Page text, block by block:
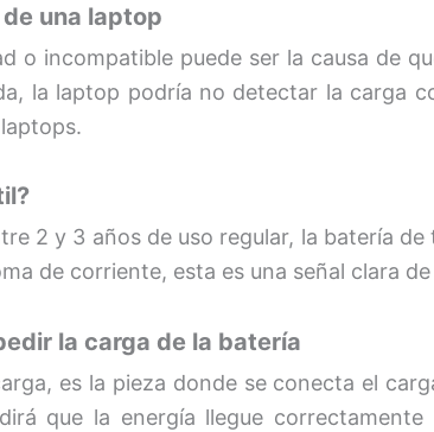
una laptop
o incompatible puede ser la causa de
la laptop podría no detectar la carga
2 y 3 años de uso regular, la batería
de corriente, esta es una señal clara
la carga de la batería
es la pieza donde se conecta el
que la energía llegue